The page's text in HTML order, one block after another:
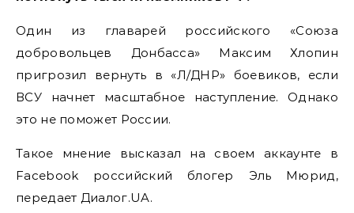
Один из главарей российского «Союза
добровольцев Донбасса» Максим Хлопин
пригрозил вернуть в «Л/ДНР» боевиков, если
ВСУ начнет масштабное наступление. Однако
это не поможет России.
Такое мнение высказал на своем аккаунте в
Facebook российский блогер Эль Мюрид,
передает Диалог.UA.